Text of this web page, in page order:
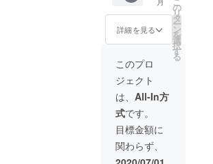
援いた
だける
場合は
まとめ
て申し
込むこ
とをオ
ススメ
いたし
ます。
確認く
い。
https://i
kanko.j
p/ [利用
期間] 令
和2 年
９月頃
～ 令和
３年12
月15 日
（水）
として
らせて
いただ
があり
ますの
でご注
意くだ
（換金
不可、
おつり
はでま
円チ
ケット
10枚、
送り致
しま
す。 備
考欄に
応援す
る店舗
名と店
舗番号
を必ず
ご記入
詳細を見る
の
リ
タ
ー
ン
を
選
択
す
る
このプロ
ジェクト
は、 All-In方
式です。
目標金額に
関わらず、